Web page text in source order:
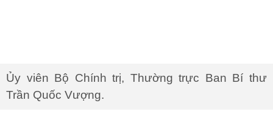
Ủy viên Bộ Chính trị, Thường trực Ban Bí thư
Trần Quốc Vượng.